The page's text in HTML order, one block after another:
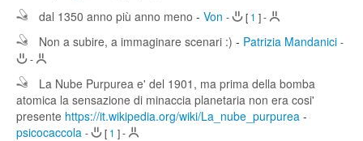
dal 1350 anno più anno meno - Von - [ 1 ]-
Non a subire, a immaginare scenari :) - Patrizia Mandanici -
-
La Nube Purpurea e' del 1901, ma prima della bomba
atomica la sensazione di minaccia planetaria non era cosi'
presente https://it.wikipedia.org/wiki/La_nube_purpurea -
psicocaccola - [ 1 ]-